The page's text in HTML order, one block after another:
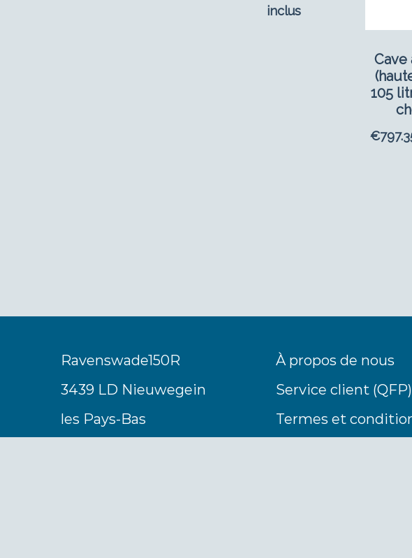
inclus
Cave
105
€
Ravenswade150R
3439 LD Nieuwegein
les Pays-Bas
À propos de nous
Service client (QFP)
Termes et